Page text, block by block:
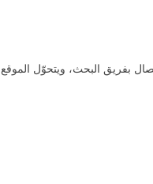
بفريق البحث، ويتحوّل الموقع